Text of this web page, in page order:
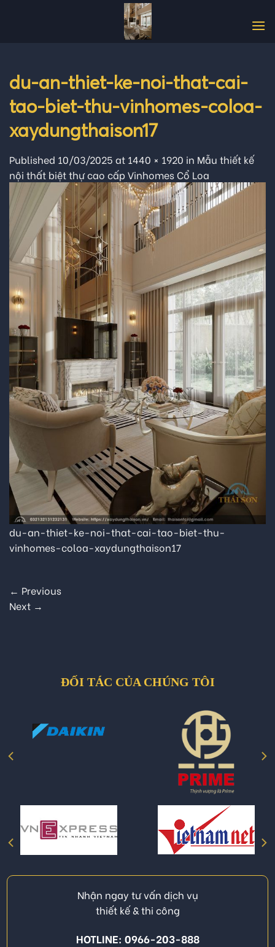
du-an-thiet-ke-noi-that-cai-
tao-biet-thu-vinhomes-coloa-
xaydungthaison17
Published 10/03/2025 at 1440 × 1920 in Mẫu thiết kế
nội thất biệt thự cao cấp Vinhomes Cổ Loa
du-an-thiet-ke-noi-that-cai-tao-biet-thu-
vinhomes-coloa-xaydungthaison17
← Previous
Next →
ĐỐI TÁC CỦA CHÚNG TÔI
Nhận ngay tư vấn dịch vụ
thiết kế & thi công
HOTLINE: 0966-203-888